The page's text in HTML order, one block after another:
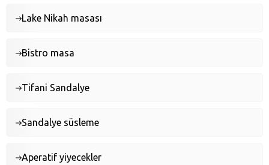
Lake Nikah masası
Bistro masa
Tifani Sandalye
Sandalye süsleme
Aperatif yiyecekler